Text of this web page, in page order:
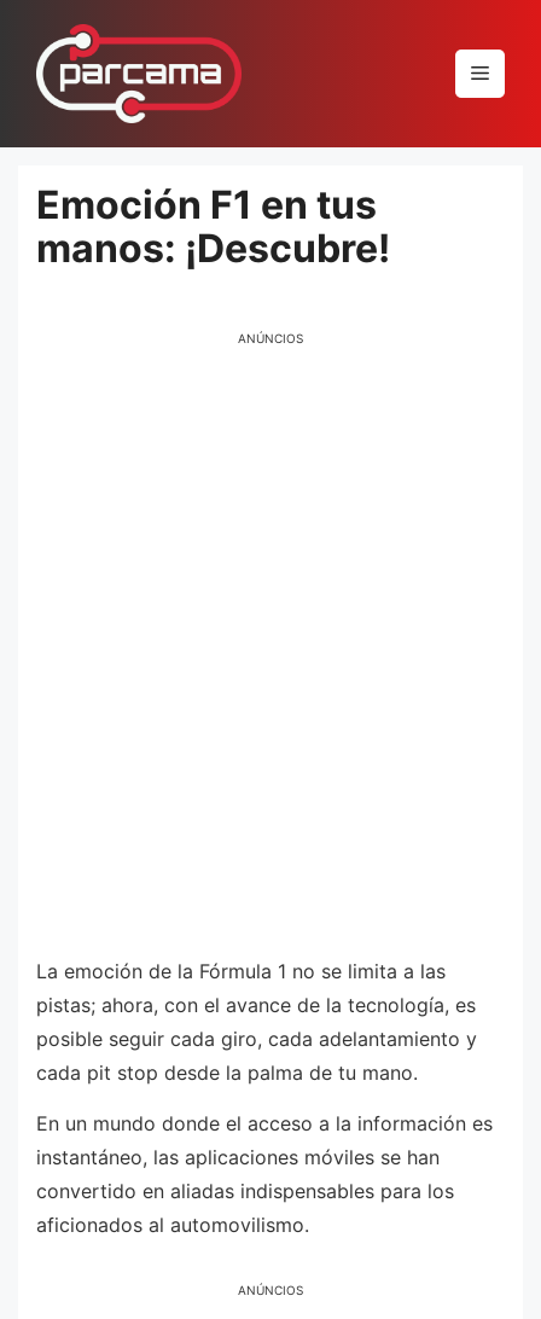
conteúdo
Menu
Emoción F1 en tus
manos: ¡Descubre!
ANÚNCIOS
La emoción de la Fórmula 1 no se limita a las
pistas; ahora, con el avance de la tecnología, es
posible seguir cada giro, cada adelantamiento y
cada pit stop desde la palma de tu mano.
En un mundo donde el acceso a la información es
instantáneo, las aplicaciones móviles se han
convertido en aliadas indispensables para los
aficionados al automovilismo.
ANÚNCIOS